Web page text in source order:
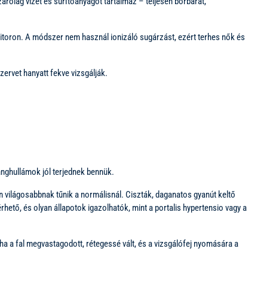
A módszer nem használ ionizáló sugárzást, ezért terhes nők és
hanyatt fekve vizsgálják.
jól terjednek bennük.
tűnik a normálisnál. Ciszták, daganatos gyanút keltő
és olyan állapotok igazolhatók, mint a portalis hypertensio vagy a
a fal megvastagodott, rétegessé vált, és a vizsgálófej nyomására a